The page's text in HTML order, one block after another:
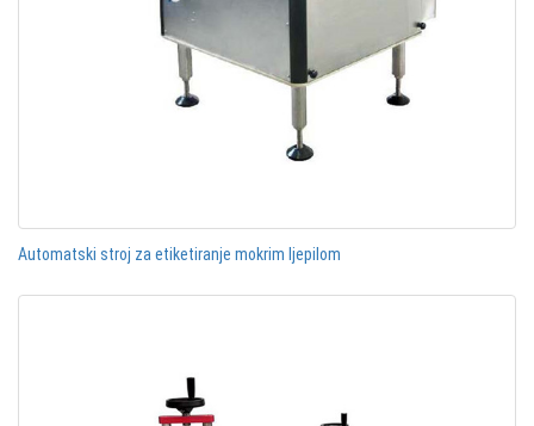
Automatski stroj za etiketiranje mokrim ljepilom